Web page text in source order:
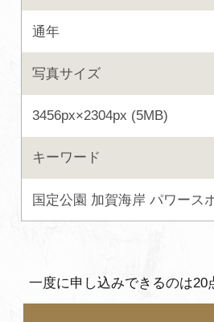
よくあるご質問・お問い合
プライバシーポリシー
通年
写真サイズ
3456px×2304px (5MB)
キーワード
国定公園 加賀海岸 パワース
一度に申し込みできるのは20